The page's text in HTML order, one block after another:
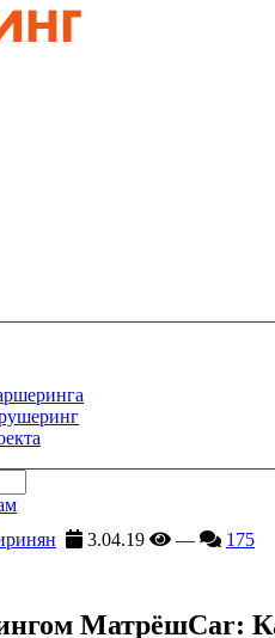
3.04.19 —
175
МатрёшCar: